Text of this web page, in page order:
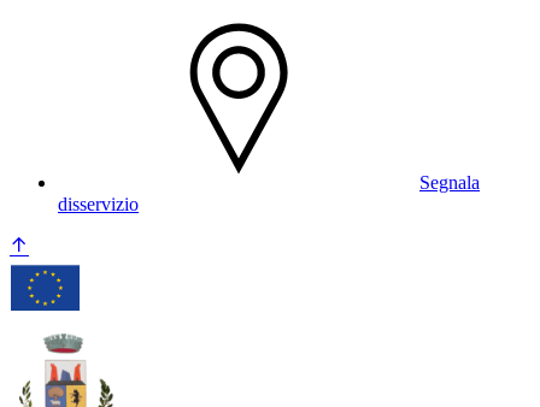
Segnala
disservizio